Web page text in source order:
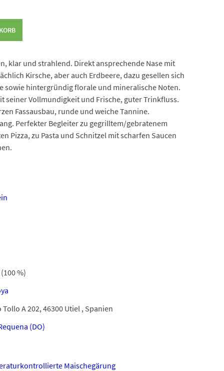
klar und strahlend. Direkt ansprechende Nase mit
Kirsche, aber auch Erdbeere, dazu gesellen sich
sowie hintergründig florale und mineralische Noten.
seiner Vollmundigkeit und Frische, guter Trinkfluss.
Fassausbau, runde und weiche Tannine.
Perfekter Begleiter zu gegrilltem/gebratenem
Pizza, zu Pasta und Schnitzel mit scharfen Saucen
(100 %)
Tollo A 202, 46300 Utiel , Spanien
(DO)
Maischegärung